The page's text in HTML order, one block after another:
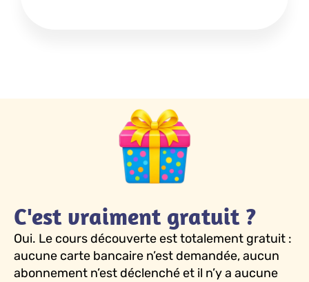
C'est vraiment gratuit ?
Oui. Le cours découverte est totalement gratuit :
aucune carte bancaire n’est demandée, aucun
abonnement n’est déclenché et il n’y a aucune